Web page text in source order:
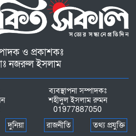
ও প্রকাশকঃ
নজরুল ইসলাম
ব্যবস্থাপনা সম্পাদকঃ
শহীদুল ইসলাম রুমন
01977887050
দুনিয়া রাজনীতি তথ্য প্রযুক্তি